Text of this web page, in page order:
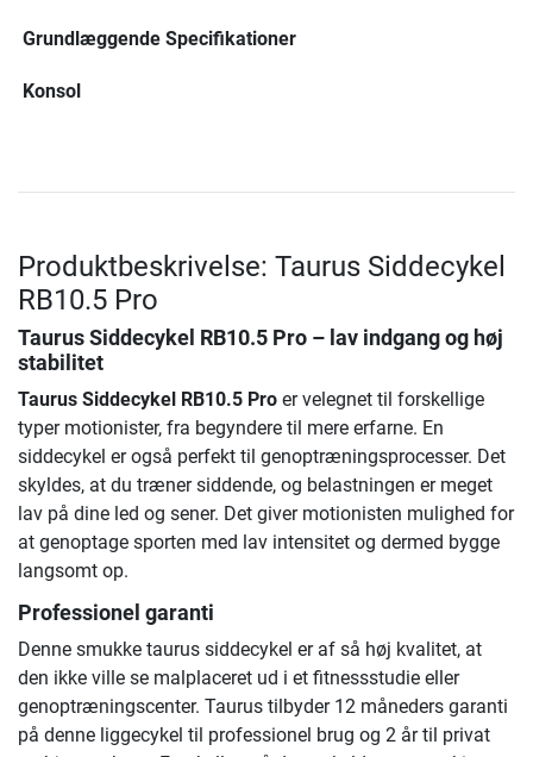
Grundlæggende Specifikationer
Konsol
Produktbeskrivelse: Taurus Siddecykel
RB10.5 Pro
Taurus Siddecykel RB10.5 Pro – lav indgang og høj
stabilitet
Taurus Siddecykel RB10.5 Pro er velegnet til forskellige
typer motionister, fra begyndere til mere erfarne. En
siddecykel er også perfekt til genoptræningsprocesser. Det
skyldes, at du træner siddende, og belastningen er meget
lav på dine led og sener. Det giver motionisten mulighed for
at genoptage sporten med lav intensitet og dermed bygge
langsomt op.
Professionel garanti
Denne smukke taurus siddecykel er af så høj kvalitet, at
den ikke ville se malplaceret ud i et fitnessstudie eller
genoptræningscenter. Taurus tilbyder 12 måneders garanti
på denne liggecykel til professionel brug og 2 år til privat